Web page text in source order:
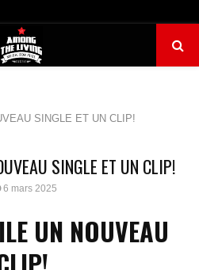
SINGLE ET UN CLIP!
SINGLE ET UN CLIP!
6 mars 2025
UN NOUVEAU